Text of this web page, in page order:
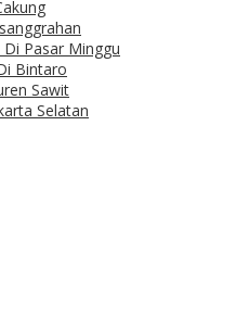
Di Pasar Minggu
Bintaro
Sawit
Selatan